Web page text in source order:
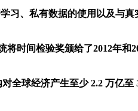
、私有数据的使用以及与
间检验奖颁给了2012年和
经济产生至少 2.2 万亿至